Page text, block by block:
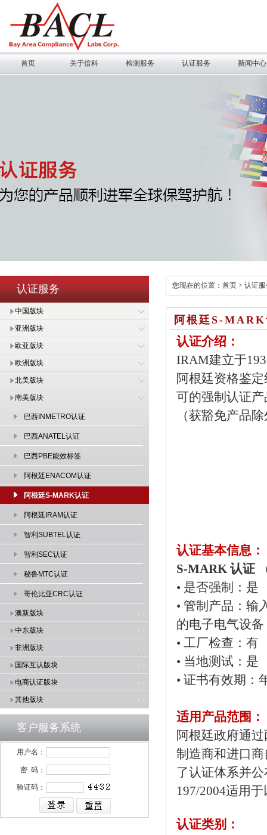
首页 关于倍科 检测服务 认证服务 新闻中心
认证服务
中国版块
亚洲版块
欧亚版块
欧洲版块
北美版块
南美版块
巴西INMETRO认证
巴西ANATEL认证
巴西PBE能效标签
阿根廷ENACOM认证
阿根廷S-MARK认证
阿根廷IRAM认证
智利SUBTEL认证
智利SEC认证
秘鲁MTC认证
哥伦比亚CRC认证
澳新版块
中东版块
非洲版块
国际互认版块
电商认证版块
其他版块
客户服务系统
用户名：
密 码：
验证码：
您现在的位置： 首页 > 认证
阿根廷S-
认证介绍：
IRAM建立于
阿根廷资格鉴
可的强制认证
（获豁免产品
认证基本信息：
S-MARK 认证
• 是否强制：是
• 管制产品：输
的电子电气设备
• 工厂检查：有
• 当地测试：是
• 证书有效期：
适用产品范围：
阿根廷政府通
制造商和进口
了认证体系并
197/2004适用
认证类别：